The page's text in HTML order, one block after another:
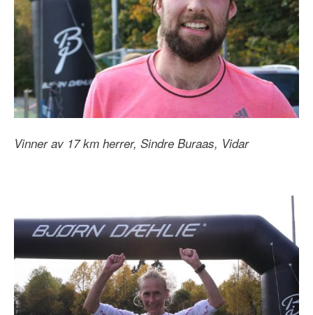
Vinner av 17 km herrer, Sindre Buraas, Vidar